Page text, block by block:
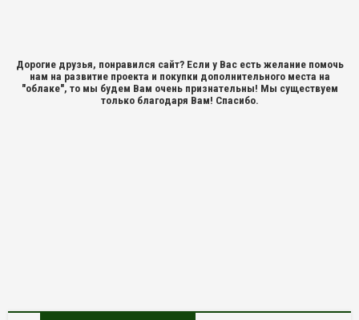
Дорогие друзья, понравился сайт? Если у Вас есть желание помочь
нам на развитие проекта и покупки дополнительного места на
"облаке", то мы будем Вам очень признательны! Мы существуем
только благодаря Вам! Спасибо.